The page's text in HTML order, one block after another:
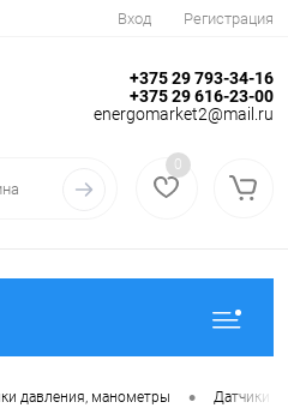
Вход Регистрация
+375 29 793-34-16
+375 29 616-23-00
energomarket2@mail.ru
0
давления, манометры • Датчики